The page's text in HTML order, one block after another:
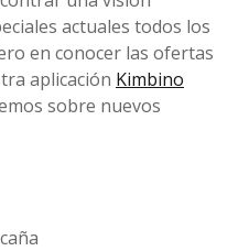
actuales todos los
en conocer las ofertas
aplicación Kimbino
sobre nuevos